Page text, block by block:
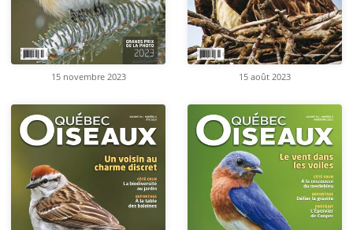
15 novembre 2023 15 août 2023